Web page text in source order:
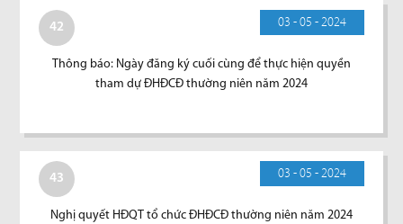
42 03 - 05 - 2024
Thông báo: Ngày đăng ký cuối cùng để thực hiện quyền
tham dự ĐHĐCĐ thường niên năm 2024
43 03 - 05 - 2024
Nghị quyết HĐQT tổ chức ĐHĐCĐ thường niên năm 2024